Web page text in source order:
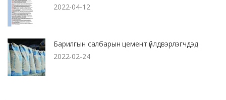
2022-04-12
Барилгын салбарын цемент үйлдвэрлэгчдэд
2022-02-24